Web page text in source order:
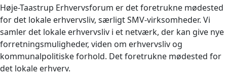
Høje-Taastrup Erhvervsforum er det foretrukne mødested
for det lokale erhvervsliv, særligt SMV-virksomheder. Vi
samler det lokale erhvervsliv i et netværk, der kan give nye
forretningsmuligheder, viden om erhvervsliv og
kommunalpolitiske forhold. Det foretrukne mødested for
det lokale erhverv.